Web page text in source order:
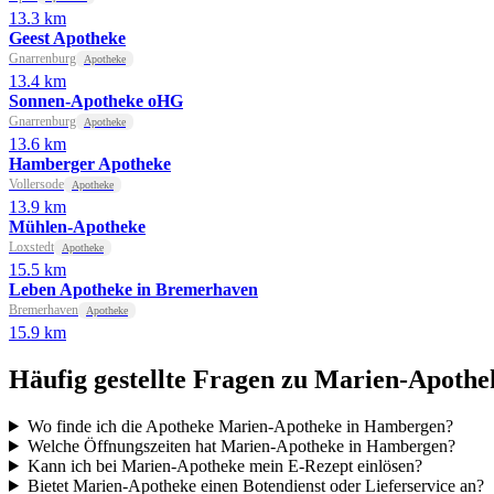
13.3 km
Geest Apotheke
Gnarrenburg Apotheke
13.4 km
Sonnen-Apotheke oHG
Gnarrenburg Apotheke
13.6 km
Hamberger Apotheke
Vollersode Apotheke
13.9 km
Mühlen-Apotheke
Loxstedt Apotheke
15.5 km
Leben Apotheke in Bremerhaven
Bremerhaven Apotheke
15.9 km
Häufig gestellte Fragen zu Marien-
Wo finde ich die Apotheke Marien-Apotheke in Hambergen?
Welche Öffnungszeiten hat Marien-Apotheke in Hambergen?
Kann ich bei Marien-Apotheke mein E-Rezept einlösen?
Bietet Marien-Apotheke einen Botendienst oder Lieferservice an?